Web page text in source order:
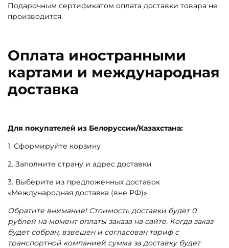
Подарочным сертификатом оплата доставки товара не
производится.
Оплата иностранными
картами и международная
доставка
Для покупателей из Белоруссии/Казахстана:
1. Сформируйте корзину
2. Заполните страну и адрес доставки
3. Выберите из предложенных доставок
«Международная доставка (вне РФ)»
Обратите внимание! Стоимость доставки будет 0
рублей на момент оплаты заказа на сайте. Когда заказ
будет собран, взвешен и согласован тариф с
транспортной компанией сумма за доставку будет